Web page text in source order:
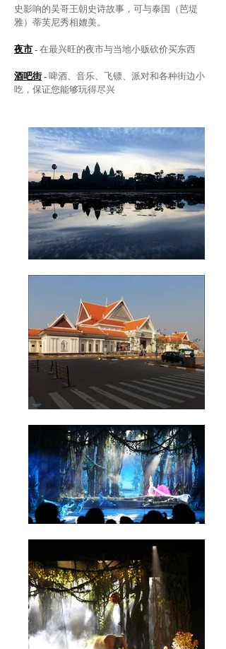
史影响的吴哥王朝史诗故事，可与泰国（芭堤
雅）蒂芙尼秀相媲美。
夜市 - 在最兴旺的夜市与当地小贩砍价买东西
酒吧街 - 啤酒、音乐、飞镖、派对和各种街边小
吃，保证您能够玩得尽兴